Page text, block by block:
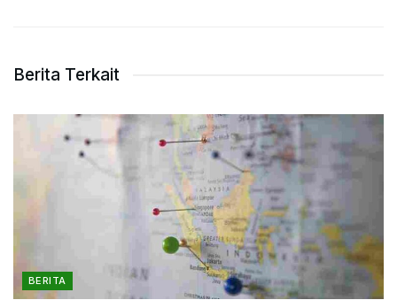
Berita Terkait
BERITA